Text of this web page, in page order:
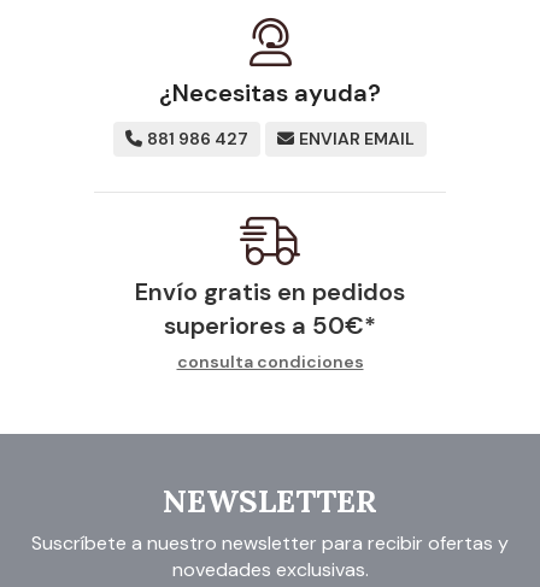
¿Necesitas ayuda?
881 986 427 ENVIAR EMAIL
Envío gratis en pedidos
superiores a 50€*
consulta condiciones
NEWSLETTER
Suscríbete a nuestro newsletter para recibir ofertas y
novedades exclusivas.